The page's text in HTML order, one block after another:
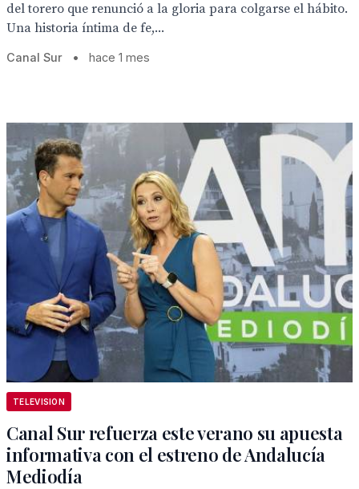
del torero que renunció a la gloria para colgarse el hábito.
Una historia íntima de fe,...
Canal Sur • hace 1 mes
TELEVISION
Canal Sur refuerza este verano su apuesta
informativa con el estreno de Andalucía
Mediodía